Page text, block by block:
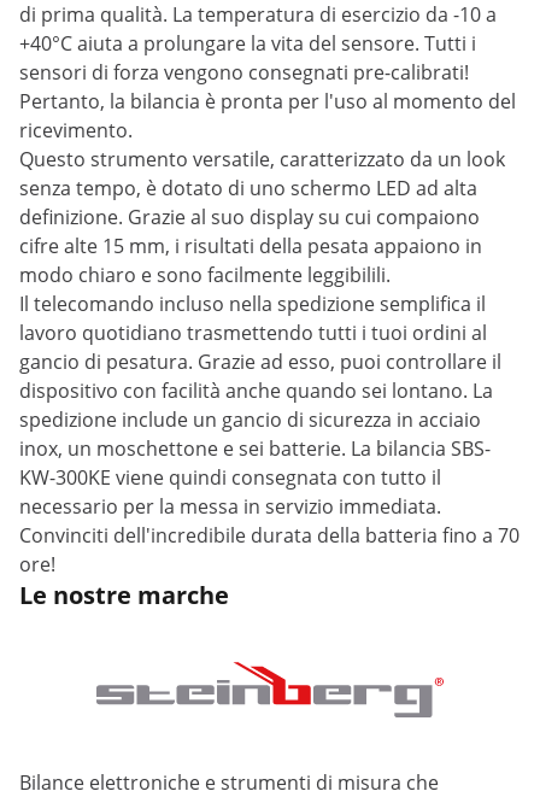
di prima qualità. La temperatura di esercizio da -10 a
+40°C aiuta a prolungare la vita del sensore. Tutti i
sensori di forza vengono consegnati pre-calibrati!
Pertanto, la bilancia è pronta per l'uso al momento del
ricevimento.
Questo strumento versatile, caratterizzato da un look
senza tempo, è dotato di uno schermo LED ad alta
definizione. Grazie al suo display su cui compaiono
cifre alte 15 mm, i risultati della pesata appaiono in
modo chiaro e sono facilmente leggibilili.
Il telecomando incluso nella spedizione semplifica il
lavoro quotidiano trasmettendo tutti i tuoi ordini al
gancio di pesatura. Grazie ad esso, puoi controllare il
dispositivo con facilità anche quando sei lontano. La
spedizione include un gancio di sicurezza in acciaio
inox, un moschettone e sei batterie. La bilancia SBS-
KW-300KE viene quindi consegnata con tutto il
necessario per la messa in servizio immediata.
Convinciti dell'incredibile durata della batteria fino a 70
ore!
Le nostre marche
Bilance elettroniche e strumenti di misura che